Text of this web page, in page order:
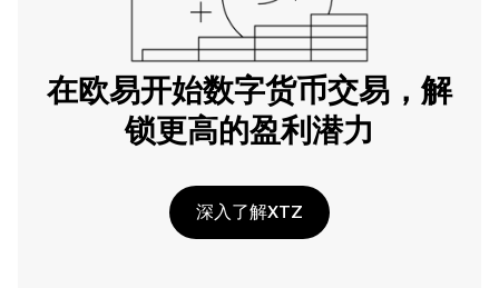
在欧易开始数字货币交易，解
锁更高的盈利潜力
深入了解XTZ